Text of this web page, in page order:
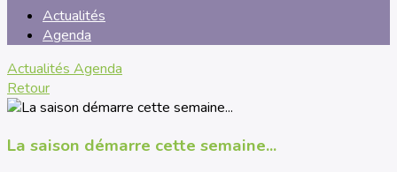
Actualités
Agenda
Actualités Agenda
Retour
La saison démarre cette semaine...